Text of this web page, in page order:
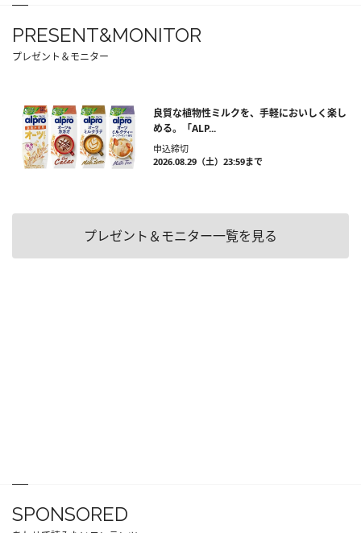
PRESENT&MONITOR
プレゼント＆モニター
良質な植物性ミルクを、手軽においしく楽し
める。「ALP...
申込締切
2026.08.29（土）23:59まで
プレゼント＆モニター一覧を見る
SPONSORED